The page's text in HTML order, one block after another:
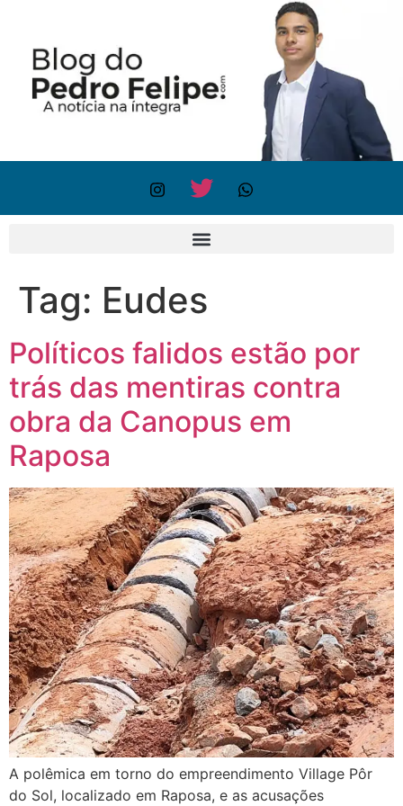
Tag: Eudes
Políticos falidos estão por
trás das mentiras contra
obra da Canopus em
Raposa
A polêmica em torno do empreendimento Village Pôr
do Sol, localizado em Raposa, e as acusações